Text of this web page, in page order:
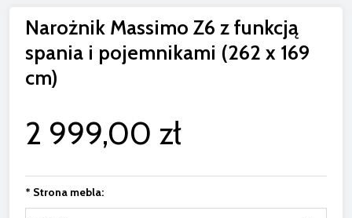
Narożnik Massimo Z6 z funkcją
spania i pojemnikami (262 x 169
cm)
2 999,00 zł
* Strona mebla: